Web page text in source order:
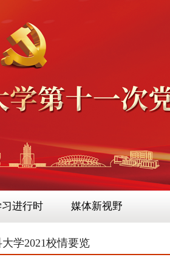
进行时 媒体新视野
学2021校情要览